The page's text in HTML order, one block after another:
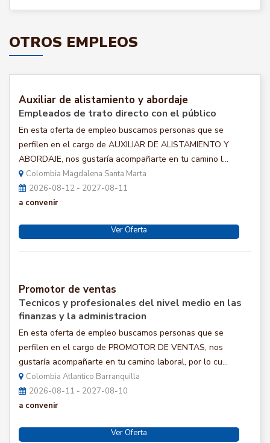
OTROS EMPLEOS
Auxiliar de alistamiento y abordaje
Empleados de trato directo con el público
En esta oferta de empleo buscamos personas que se
perfilen en el cargo de AUXILIAR DE ALISTAMIENTO Y
ABORDAJE, nos gustaría acompañarte en tu camino l...
Colombia Magdalena Santa Marta
2026-08-12 - 2027-08-11
a convenir
Ver Oferta
Promotor de ventas
Tecnicos y profesionales del nivel medio en las
finanzas y la administracion
En esta oferta de empleo buscamos personas que se
perfilen en el cargo de PROMOTOR DE VENTAS, nos
gustaría acompañarte en tu camino laboral, por lo cu...
Colombia Atlantico Barranquilla
2026-08-11 - 2027-08-10
a convenir
Ver Oferta